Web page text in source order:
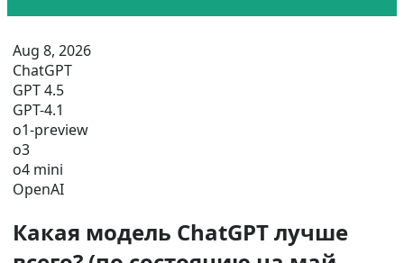
Aug 8, 2026
ChatGPT
GPT 4.5
GPT-4.1
o1-preview
o3
o4 mini
OpenAI
Какая модель ChatGPT лучше